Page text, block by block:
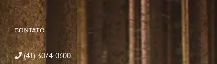
CONTATO
(41) 3074-0600